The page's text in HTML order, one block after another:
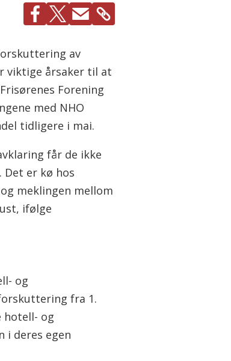
av
viktige årsaker til at
Forening
med NHO
tidligere i mai.
får de ikke
Det er kø hos
meklingen mellom
ifølge
og
fra 1.
hotell- og
i deres egen